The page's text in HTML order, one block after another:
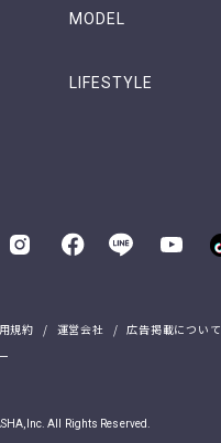
MODEL
LIFESTYLE
規約 運営会社
広告掲載について
All Rights Reserved.